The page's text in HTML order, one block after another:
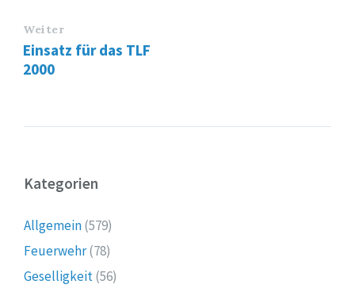
Weiter
Einsatz für das TLF
2000
Kategorien
Allgemein(579)
Feuerwehr(78)
Geselligkeit(56)